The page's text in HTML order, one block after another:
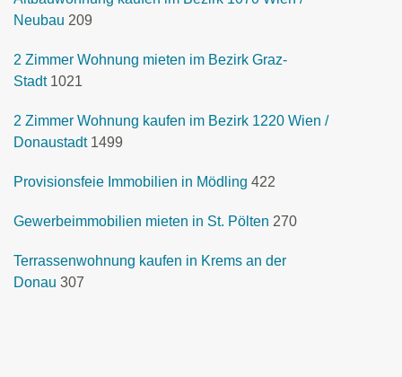
Neubau 209
2 Zimmer Wohnung mieten im Bezirk Graz-
Stadt 1021
2 Zimmer Wohnung kaufen im Bezirk 1220 Wien /
Donaustadt 1499
Provisionsfeie Immobilien in Mödling 422
Gewerbeimmobilien mieten in St. Pölten 270
Terrassenwohnung kaufen in Krems an der
Donau 307